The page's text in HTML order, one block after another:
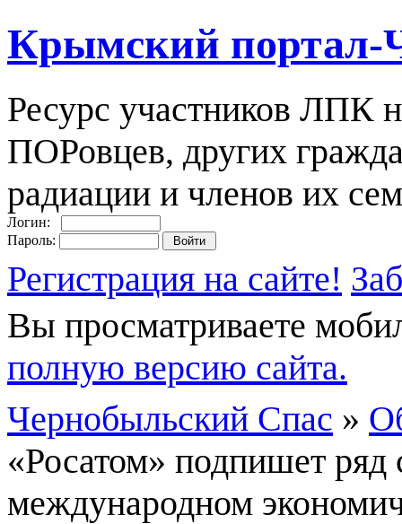
Крымский портал-
Ресурс участников ЛПК
ПОРовцев, других
радиации и членов их
Логин:
Пароль:
Регистрация на сайте!
Вы просматриваете
полную версию сайта.
Чернобыльский Спас »
«Росатом» подпишет ряд
международном